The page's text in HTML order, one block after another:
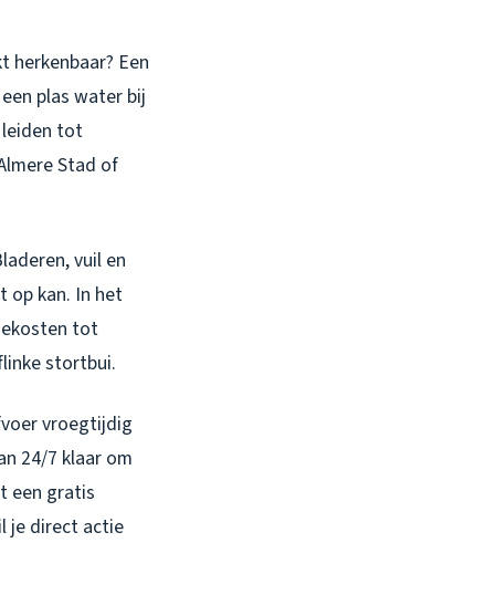
Een
plas water bij
leiden tot
Stad of
vuil en
op kan. In het
tot
stortbui.
vroegtijdig
24/7 klaar om
een gratis
je direct actie